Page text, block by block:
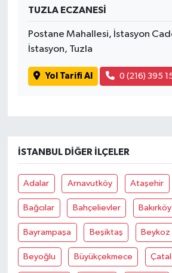
TUZLA ECZANESİ
Postane Mahallesi, İstasyon
İstasyon, Tuzla
Yol Tarifi Al 0 (216) 395
İSTANBUL DIĞER İLÇELER
Adalar Arnavutköy Ataşehir
Bağcılar Bahçelievler Bakırköy
Bayrampaşa Beşiktaş Beykoz
Beyoğlu Büyükçekmece